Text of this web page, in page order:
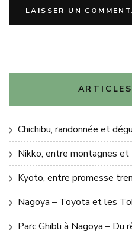
Chichibu, randonnée et
Nikko, entre montagnes
Kyoto, entre promesse
Nagoya – Toyota et les
Parc Ghibli à Nagoya – Du